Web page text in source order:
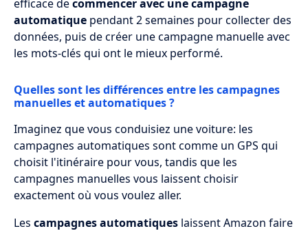
efficace decommencer avec une campagne
automatique pendant 2 semaines pour collecter des
données, puis de créer une campagne manuelle avec
les mots-clés qui ont le mieux performé.
Quelles sont les différences entre les campagnes
manuelles et automatiques ?
Imaginez que vous conduisiez une voiture: les
campagnes automatiques sont comme un GPS qui
choisit l'itinéraire pour vous, tandis que les
campagnes manuelles vous laissent choisir
exactement où vous voulez aller.
Les campagnes automatiques laissent Amazon faire